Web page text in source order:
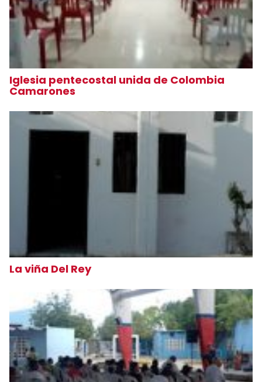
Iglesia pentecostal unida de Colombia
Camarones
La viña Del Rey